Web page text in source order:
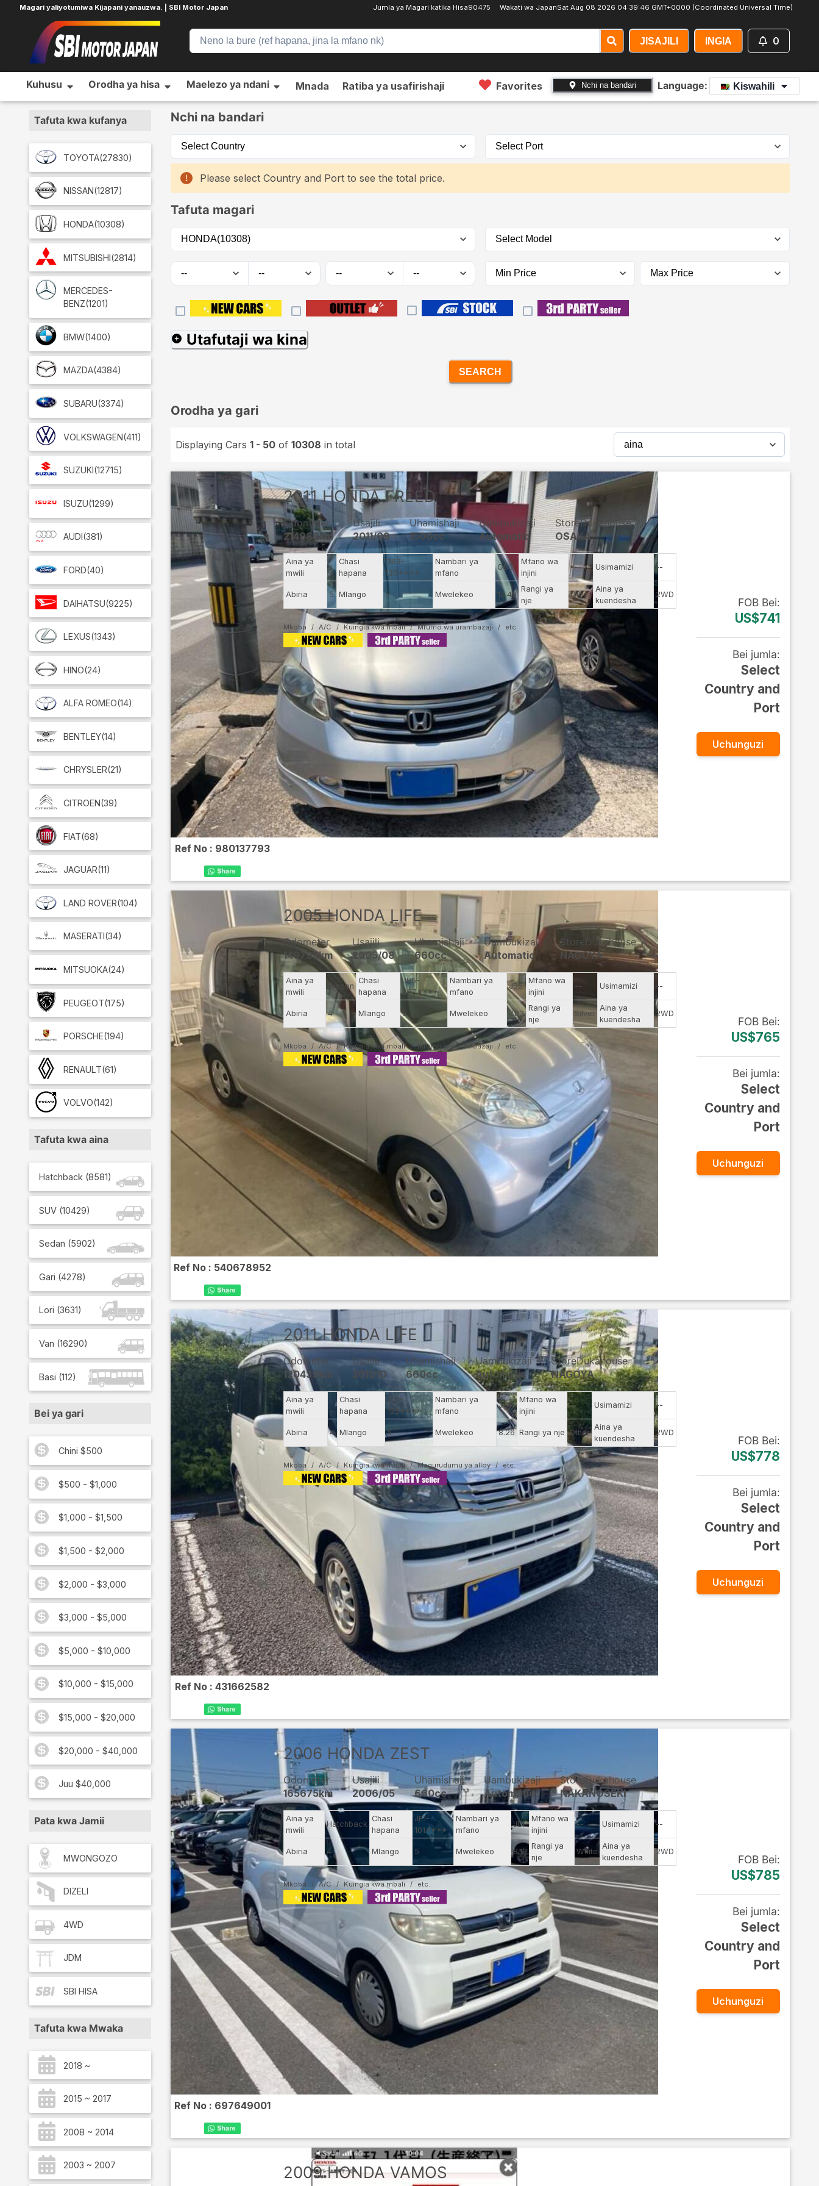
Magari yaliyotumiwa Kijapani yanauzwa. | SBI Motor Japan Jumla ya Magari katika Hisa90475 Wakati wa JapanSat Aug 08 2026 04:39:47 GMT+0000 (Coordinated Universal Time)
JISAJILI INGIA 0
Kuhusu Orodha ya hisa Maelezo ya ndani Mnada Ratiba ya usafirishaji Favorites Nchi na bandari Language: Kiswahili
Tafuta kwa kufanya
TOYOTA(27830)
NISSAN(12817)
HONDA(10308)
MITSUBISHI(2814)
MERCEDES-
BENZ(1201)
BMW(1400)
MAZDA(4384)
SUBARU(3374)
VOLKSWAGEN(411)
SUZUKI(12715)
ISUZU(1299)
AUDI(381)
FORD(40)
DAIHATSU(9225)
LEXUS(1343)
HINO(24)
ALFA ROMEO(14)
BENTLEY(14)
CHRYSLER(21)
CITROEN(39)
FIAT(68)
JAGUAR(11)
LAND ROVER(104)
MASERATI (34)
MITSUOKA(24)
PEUGEOT(175)
PORSCHE(194)
RENAULT(61)
VOLVO(142)
Tafuta kwa aina
Hatchback (8581)
SUV (10429)
Sedan (5902)
Gari (4278)
Lori (3631)
Van (16290)
Basi (112)
Bei ya gari
Chini $500
$500 - $1,000
$1,000 - $1,500
$1,500 - $2,000
$2,000 - $3,000
$3,000 - $5,000
$5,000 - $10,000
$10,000 - $15,000
$15,000 - $20,000
$20,000 - $40,000
Juu $40,000
Pata kwa Jamii
MWONGOZO
DIZELI
4WD
JDM
SBI HISA
Tafuta kwa Mwaka
2018 ~
2015 ~ 2017
2008 ~ 2014
2003 ~ 2007
Nchi na bandari
Please select Country and Port to see the total price.
Tafuta magari
Utafutaji wa kina
SEARCH
Orodha ya gari
Displaying Cars 1 - 50 of 10308 in total
Ref No : 980137793
2011 HONDA FREED
Odometer
214986km
Usajili
2011/09
Uhamishaji
1500cc
Uambukizaji
Automatic
StoreDukahouse
OSAKA
Aina ya
mwili
-
-
Chasi
hapana
GB3-
135****
Nambari ya
mfano
GB3
Mfano wa
injini
-- Usimamizi --
Abiria 5 Mlango 5 Mwelekeo 12.49
Rangi ya
nje
Other
Aina ya
kuendesha
2WD
Mkoba A/C Kuingia kwa mbali Mfumo wa urambazaji
FOB Bei:
US$741
Bei jumla:
Select
Country and
Port
Uchunguzi
Ref No : 540678952
2005 HONDA LIFE
Odometer
149795km
Usajili
2005/08
Uhamishaji
660cc
Uambukizaji
Automatic
StoreDukahouse
NAGOYA
Aina ya
mwili
Wagon
Chasi
hapana
JB5-
437****
Nambari ya
mfano
JB5
Mfano wa
injini
-- Usimamizi --
Abiria 4 Mlango 5 Mwelekeo 7.83
Rangi ya
nje
Silver
Aina ya
kuendesha
2WD
Mkoba A/C Kuingia kwa mbali Mfumo wa urambazaji
FOB Bei:
US$765
Bei jumla:
Select
Country and
Port
Uchunguzi
Ref No :431662582
2011 HONDA LIFE
Odometer
120439km
Usajili
2011/10
Uhamishaji
660cc
Uambukizaji
Automatic
StoreDukahouse
NAGOYA
Aina ya
mwili
-
-
Chasi
hapana
JC1-
125****
Nambari ya
mfano
JC1
Mfano wa
injini
-- Usimamizi --
Abiria 4 Mlango 5 Mwelekeo 8.26 Rangi ya nje Other
Aina ya
kuendesha
2WD
Mkoba A/C Kuingia kwa mbali Magurudumu ya alloy
FOB Bei:
US$778
Bei jumla:
Select
Country and
Port
Uchunguzi
Ref No : 697649001
2006 HONDA ZEST
Odometer
165675km
Usajili
2006/05
Uhamishaji
660cc
Uambukizaji
Automatic
StoreDukahouse
NAKANOSEKI
Aina ya
mwili
Hatchback
Chasi
hapana
JE1-
101****
Nambari ya
mfano
JE1
Mfano wa
injini
-- Usimamizi --
Abiria 4 Mlango 5 Mwelekeo 8.13
Rangi ya
nje
White
Aina ya
kuendesha
2WD
Mkoba A/C Kuingia kwa mbali
FOB Bei:
US$785
Bei jumla:
Select
Country and
Port
Uchunguzi
2009 HONDA VAMOS